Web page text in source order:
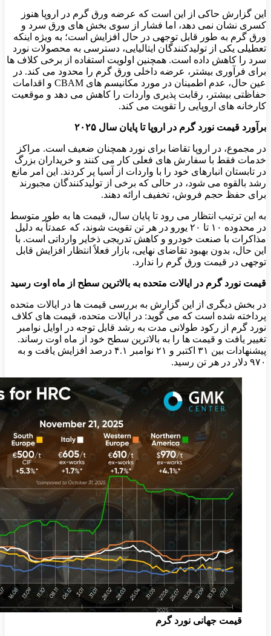
این گزارش حاکی از این است که عرضه ورق گرم در اروپا هنوز
کسری نشان نمی ‌دهد، اما فشار از سوی بخش ‌های ورق سرد و
ورق گرم به طور قابل توجهی در حال افزایش است؛ به ویژه اینکه
تعطیلی یکی از تولیدکنندگان ایتالیایی، دسترسی به محصولات نورد
سرد را کاهش داده است. همچنین اولویت استفاده از برخی کلاف‌ ها
برای فرآوری بیشتر، عرضه داخلی ورق گرم را محدود می ‌کند. در
عین حال، عدم اطمینان در مورد مکانیسم ‌های CBAM و اقدامات
حفاظتی بیشتر، رقابت ‌پذیری واردات را کاهش می‌ دهد و موقعیت
کارخانه‌ های اروپایی را تقویت می ‌کند.
برآورد قیمت نورد گرم در اروپا تا پایان سال ۲۰۲۵
در مجموع، در اروپا تقاضا برای نورد همچنان ضعیف است. مراکز
خدمات فقط با سفارش ‌های فعلی کار می ‌کنند و خریداران بزرگ
در تابستان انبارهای خود را با واردات از آسیا پر کردند. این امر مانع
رشد بالقوه می شود، در حالی که برخی از تولیدکنندگان مجبورند
برای حفظ حجم فروش، تخفیف ارائه دهند.
به این ترتیب انتظار می ‌رود تا پایان سال، قیمت ‌ها به طور متوسط
‌در محدوده ۱۰ تا ۲۰ یورو در هر تن تقویت شوند، که عمدتاً به دلیل
مذاکرات با صنعت خودرو و کاهش تدریجی ذخایر وارداتی است. با
این حال، بدون بهبود تقاضای نهایی، بازار فعلاً انتظار افزایش قابل
توجهی در قیمت ورق گرم را ندارد.
قیمت نورد گرم در ایالات متحده به بالاترین سطح از ماه اوت رسید
در بخش دیگری از این گزارش به بررسی قیمت ها در ایالات متحده
پرداخته شده است که می گوید: در ایالات متحده، قیمت ‌های کلاف
نورد گرم از رکود طولانی مدت به رشد قابل توجه در اوایل نوامبر
تغییر یافت و قیمت ‌ها را به بالاترین سطح خود از ماه اوت رساند.
پیشنهادات بین ۳۱ اکتبر و ۲۱ نوامبر ۴.۱ درصد افزایش یافت و به
۹۷۰ دلار در هر تن رسید.
قیمت جهانی نورد گرم